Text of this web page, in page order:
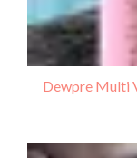
Dewpre Multi